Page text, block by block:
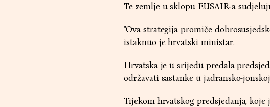
Te zemlje u sklopu EUSAIR-a
"Ova strategija promiče
istaknuo je hrvatski ministar.
Hrvatska je u srijedu predala
održavati sastanke u jadransko-
Tijekom hrvatskog predsjedanja,